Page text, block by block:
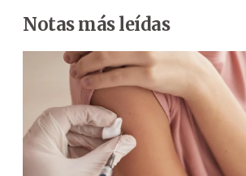
Notas más leídas